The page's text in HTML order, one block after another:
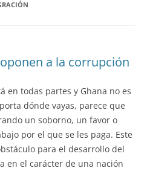
a la corrupción
en todas partes y Ghana no es
dónde vayas, parece que
un soborno, un favor o
por el que se les paga. Este
para el desarrollo del
en el carácter de una nación